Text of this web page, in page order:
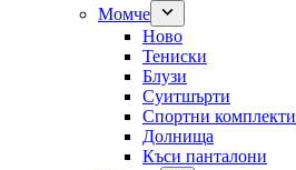
Момче
Ново
Тениски
Блузи
Суитшърти
Спортни комплекти
Долнища
Къси панталони